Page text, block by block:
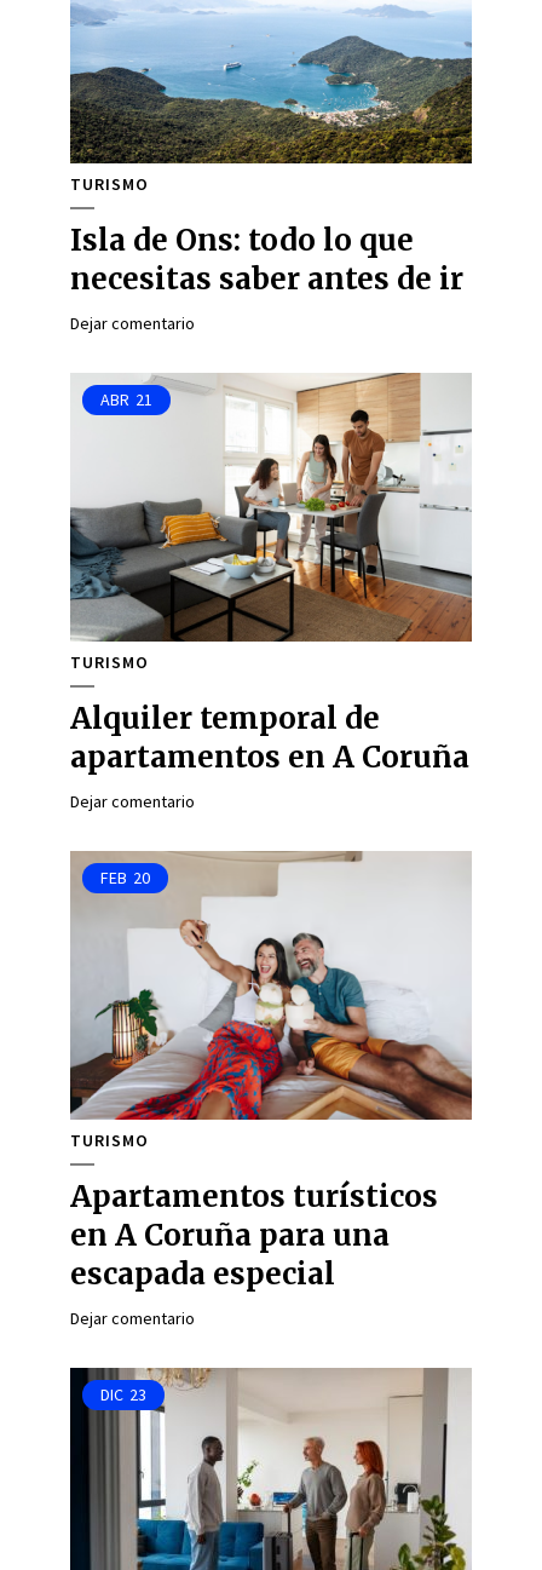
TURISMO
Isla de Ons: todo lo que
necesitas saber antes de ir
Dejar comentario
ABR 21
TURISMO
Alquiler temporal de
apartamentos en A Coruña
Dejar comentario
FEB 20
TURISMO
Apartamentos turísticos
en A Coruña para una
escapada especial
Dejar comentario
DIC 23